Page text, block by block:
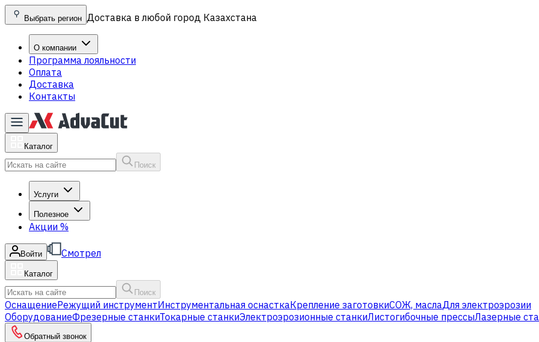
Выбрать регион Доставка в любой город Казахстана
О компании
Программа лояльности
Оплата
Доставка
Контакты
Каталог
Поиск
Услуги
Полезное
Акции %
Войти Смотрел
Каталог
Поиск
ОснащениеРежущий инструментИнструментальная оснасткаКрепление заготовкиСОЖ, маслаДля электроэрозии
ОборудованиеФрезерные станкиТокарные станкиЭлектроэрозионные станкиЛистогибочные прессыЛазерные
Обратный звонок